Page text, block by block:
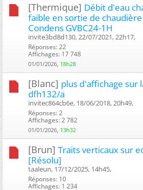
[Thermique] Débit d'eau
faible en sortie de chaudière
Condens GVBC24-1H
invite3bd8d130, 22/07/2021, 22h17, ‎
Réponses: 22
Affichages: 17 748
01/01/2026, 18h28
[Blanc] plus d'affichage sur
dfh132/a
invitec864cb6e, 18/06/2018, 20h49, ‎
Réponses: 2
Affichages: 2 782
01/01/2026, 13h32
[Brun] Traits verticaux sur
[Résolu]
taaleun, 17/12/2025, 14h45, ‎
Réponses: 10
Affichages: 1 234